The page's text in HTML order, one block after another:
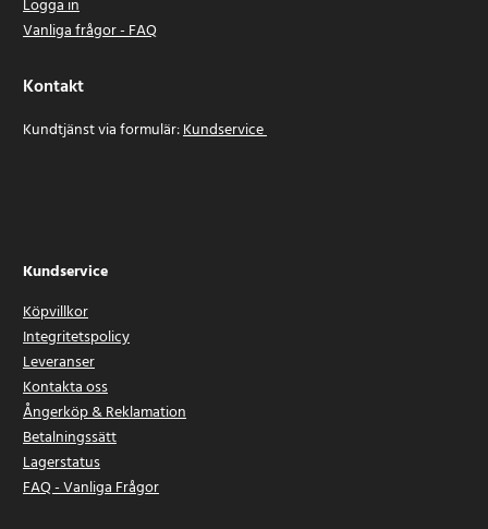
Logga in
Vanliga frågor - FAQ
Kontakt
Kundtjänst via formulär:Kundservice
Kundservice
Köpvillkor
Integritetspolicy
Leveranser
Kontakta oss
Ångerköp & Reklamation
Betalningssätt
Lagerstatus
FAQ - Vanliga Frågor